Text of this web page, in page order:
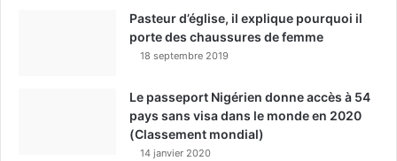
Pasteur d’église, il explique pourquoi il
porte des chaussures de femme
18 septembre 2019
Le passeport Nigérien donne accès à 54
pays sans visa dans le monde en 2020
(Classement mondial)
14 janvier 2020